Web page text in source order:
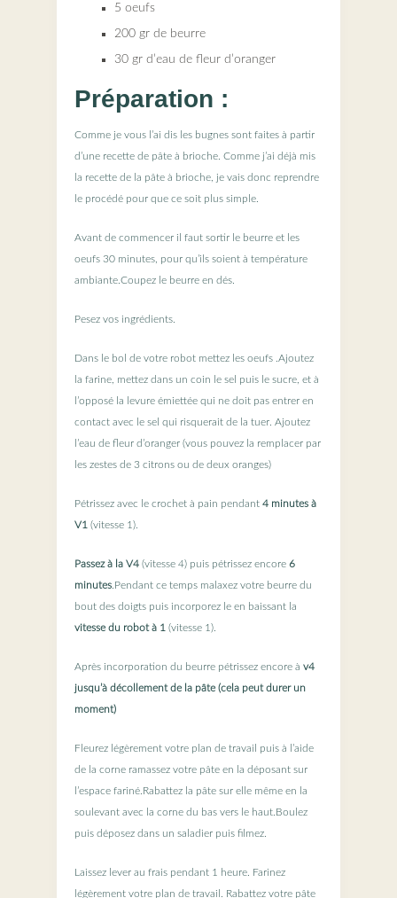
5 oeufs
200 gr de beurre
30 gr d’eau de fleur d’oranger
Préparation :
Comme je vous l’ai dis les bugnes sont faites à partir
d’une recette de pâte à brioche. Comme j’ai déjà mis
la recette de la pâte à brioche, je vais donc reprendre
le procédé pour que ce soit plus simple.
Avant de commencer il faut sortir le beurre et les
oeufs 30 minutes, pour qu’ils soient à température
ambiante.Coupez le beurre en dés.
Pesez vos ingrédients.
Dans le bol de votre robot mettez les oeufs .Ajoutez
la farine, mettez dans un coin le sel puis le sucre, et à
l’opposé la levure émiettée qui ne doit pas entrer en
contact avec le sel qui risquerait de la tuer. Ajoutez
l’eau de fleur d’oranger (vous pouvez la remplacer par
les zestes de 3 citrons ou de deux oranges)
Pétrissez avec le crochet à pain pendant 4 minutes à
V1 (vitesse 1).
Passez à la V4 (vitesse 4) puis pétrissez encore 6
minutes .Pendant ce temps malaxez votre beurre du
bout des doigts puis incorporez le en baissant la
vitesse du robot à 1 (vitesse 1).
Après incorporation du beurre pétrissez encore à v4
jusqu’à décollement de la pâte (cela peut durer un
moment)
Fleurez légèrement votre plan de travail puis à l’aide
de la corne ramassez votre pâte en la déposant sur
l’espace fariné.Rabattez la pâte sur elle même en la
soulevant avec la corne du bas vers le haut.Boulez
puis déposez dans un saladier puis filmez.
Laissez lever au frais pendant 1 heure. Farinez
légèrement votre plan de travail. Rabattez votre pâte